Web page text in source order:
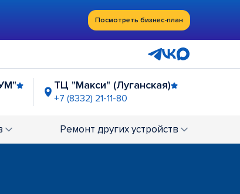
Посмотреть бизнес-план
ТЦ "Макси" (Луганская)
+7 (8332) 21-11-80
Ремонт других устройств